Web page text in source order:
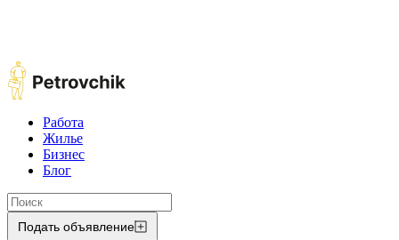
Работа
Жилье
Бизнес
Блог
Подать объявление